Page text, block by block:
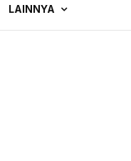
LAINNYA